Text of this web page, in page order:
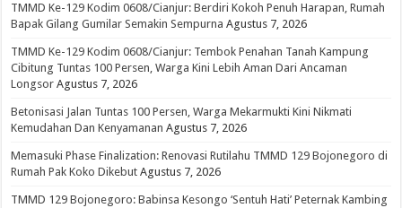
TMMD Ke-129 Kodim 0608/Cianjur: Berdiri Kokoh Penuh Harapan, Rumah
Bapak Gilang Gumilar Semakin Sempurna Agustus 7, 2026
TMMD Ke-129 Kodim 0608/Cianjur: Tembok Penahan Tanah Kampung
Cibitung Tuntas 100 Persen, Warga Kini Lebih Aman Dari Ancaman
Longsor Agustus 7, 2026
Betonisasi Jalan Tuntas 100 Persen, Warga Mekarmukti Kini Nikmati
Kemudahan Dan Kenyamanan Agustus 7, 2026
Memasuki Phase Finalization: Renovasi Rutilahu TMMD 129 Bojonegoro di
Rumah Pak Koko Dikebut Agustus 7, 2026
TMMD 129 Bojonegoro: Babinsa Kesongo ‘Sentuh Hati’ Peternak Kambing